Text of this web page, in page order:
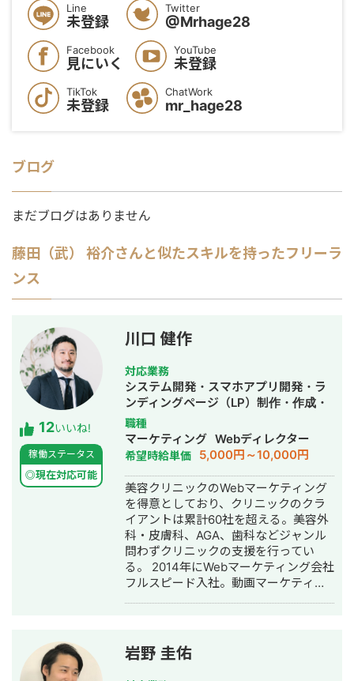
Line
未登録
Twitter
@Mrhage28
Facebook
見にいく
YouTube
未登録
TikTok
未登録
ChatWork
mr_hage28
ブログ
まだブログはありません
藤田（武） 裕介さんと似たスキルを持ったフリーラ
ンス
12いいね!
稼働ステータス
◎現在対応可能
川口 健作
対応業務
システム開発・スマホアプリ開発・ラ
ンディングページ（LP）制作・作成・
Youtubeチャンネル運営代行・立ち上
げ・ECサイト構築・ネットショップ作
成代行・SEO対策・新規事業立上・
SNS運用代行・記事作成代行・ライテ
ィング・ホームページ制作・作成・バ
ナー制作・デザイン・ロゴデザイン・
作成・リスティング広告運用代行・オ
ウンドメディア制作・構築・運用代
行・動画制作・動画編集・営業代行
職種
マーケティング Webディレクター
希望時給単価 5,000円～10,000円
美容クリニックのWebマーケティング
を得意としており、クリニックのクラ
イアントは累計60社を超える。美容外
科・皮膚科、AGA、歯科などジャンル
問わずクリニックの支援を行ってい
る。 2014年にWebマーケティング会社
フルスピード入社。動画マーケティン
独立。 独立後はフリーランスとなり、
フロントエンドエンジニア兼総合Web
マーケターとして活動。現在はWebコ
岩野 圭佑